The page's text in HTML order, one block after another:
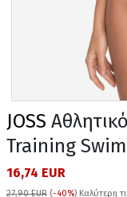
JOSS
Training
16,74 EUR
27,90 EUR (-40%) Καλύτερη